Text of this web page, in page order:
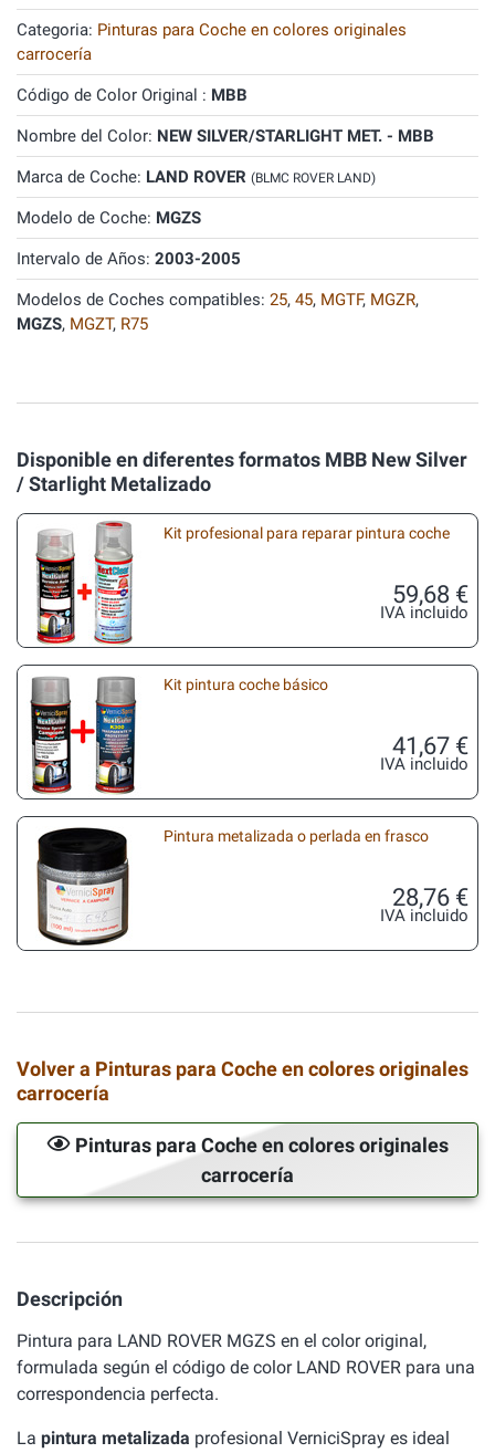
Categoria: Pinturas para Coche en colores originales
carrocería
Código de Color Original : MBB
Nombre del Color: NEW SILVER/STARLIGHT MET. - MBB
Marca de Coche: LAND ROVER (BLMC ROVER LAND)
Modelo de Coche: MGZS
Intervalo de Años: 2003-2005
Modelos de Coches compatibles: 25, 45, MGTF, MGZR,
MGZS, MGZT, R75
Disponible en diferentes formatos MBB New Silver
/ Starlight Metalizado
Kit profesional para reparar pintura coche
59,68 €
IVA incluido
Kit pintura coche básico
41,67 €
IVA incluido
Pintura metalizada o perlada en frasco
28,76 €
IVA incluido
Volver a Pinturas para Coche en colores originales
carrocería
Pinturas para Coche en colores originales
carrocería
Descripción
Pintura para LAND ROVER MGZS en el color original,
formulada según el código de color LAND ROVER para una
correspondencia perfecta.
La pintura metalizada profesional VerniciSpray es ideal